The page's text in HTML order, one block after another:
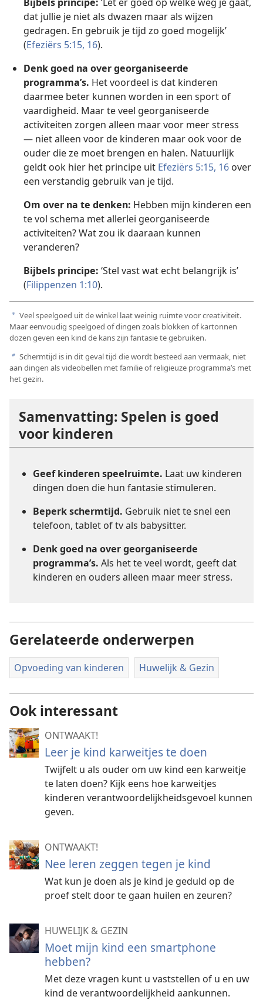
Bijbels principe: ‘Let er goed op welke weg je gaat,
dat jullie je niet als dwazen maar als wijzen
gedragen. En gebruik je tijd zo goed mogelijk’
(Efeziërs 5:15, 16).
Denk goed na over georganiseerde
programma’s. Het voordeel is dat kinderen
daarmee beter kunnen worden in een sport of
vaardigheid. Maar te veel georganiseerde
activiteiten zorgen alleen maar voor meer stress
— niet alleen voor de kinderen maar ook voor de
ouder die ze moet brengen en halen. Natuurlijk
geldt ook hier het principe uit Efeziërs 5:15, 16 over
een verstandig gebruik van je tijd.
Om over na te denken: Hebben mijn kinderen een
te vol schema met allerlei georganiseerde
activiteiten? Wat zou ik daaraan kunnen
veranderen?
Bijbels principe: ‘Stel vast wat echt belangrijk is’
(Filippenzen 1:10).
a Veel speelgoed uit de winkel laat weinig ruimte voor creativiteit.
Maar eenvoudig speelgoed of dingen zoals blokken of kartonnen
dozen geven een kind de kans zijn fantasie te gebruiken.
b Schermtijd is in dit geval tijd die wordt besteed aan vermaak, niet
aan dingen als videobellen met familie of religieuze programma’s met
het gezin.
Samenvatting: Spelen is goed
voor kinderen
Geef kinderen speelruimte. Laat uw kinderen
dingen doen die hun fantasie stimuleren.
Beperk schermtijd. Gebruik niet te snel een
telefoon, tablet of tv als babysitter.
Denk goed na over georganiseerde
programma’s. Als het te veel wordt, geeft dat
kinderen en ouders alleen maar meer stress.
Gerelateerde onderwerpen
Opvoeding van kinderen Huwelijk & Gezin
Ook interessant
ONTWAAKT!
Leer je kind karweitjes te doen
Twijfelt u als ouder om uw kind een karweitje
te laten doen? Kijk eens hoe karweitjes
kinderen verantwoordelijkheidsgevoel kunnen
geven.
ONTWAAKT!
Nee leren zeggen tegen je kind
Wat kun je doen als je kind je geduld op de
proef stelt door te gaan huilen en zeuren?
HUWELIJK & GEZIN
Moet mijn kind een smartphone
hebben?
Met deze vragen kunt u vaststellen of u en uw
kind de verantwoordelijkheid aankunnen.